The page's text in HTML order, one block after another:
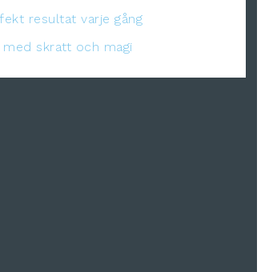
resultat varje gång
skratt och magi